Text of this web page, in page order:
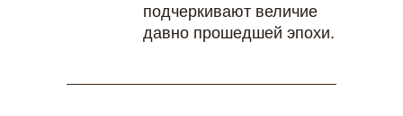
подчеркивают величие
давно прошедшей эпохи.